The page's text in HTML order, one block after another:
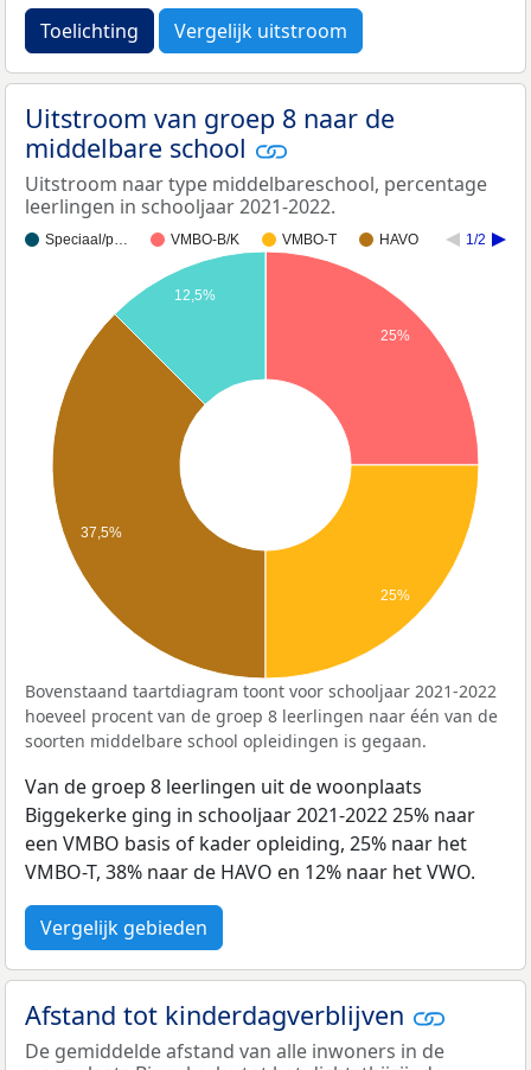
Toelichting Vergelijk uitstroom
Uitstroom van groep 8 naar de
middelbare school
Uitstroom naar type middelbareschool, percentage
leerlingen in schooljaar 2021-2022.
Speciaal/p… VMBO-B/K VMBO-T HAVO 1/2
25%
12,5%
37,5%
25%
Bovenstaand taartdiagram toont voor schooljaar 2021-2022
hoeveel procent van de groep 8 leerlingen naar één van de
soorten middelbare school opleidingen is gegaan.
Van de groep 8 leerlingen uit de woonplaats
Biggekerke ging in schooljaar 2021-2022 25% naar
een VMBO basis of kader opleiding, 25% naar het
VMBO-T, 38% naar de HAVO en 12% naar het VWO.
Vergelijk gebieden
Afstand tot kinderdagverblijven
De gemiddelde afstand van alle inwoners in de